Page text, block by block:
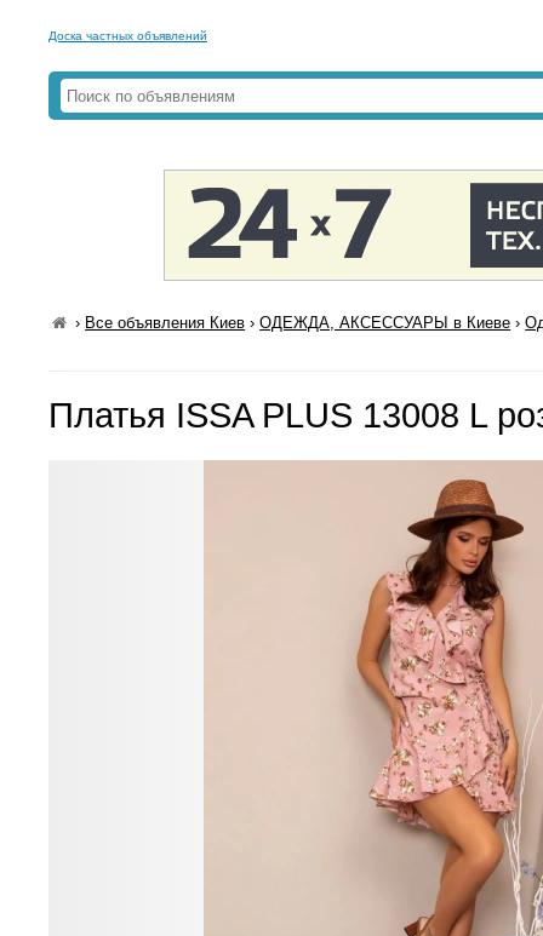
Доска частных объявлений
› Все объявления Киев ›ОДЕЖДА, АКСЕССУАРЫ в Киеве ›
Платья ISSA PLUS 13008 L